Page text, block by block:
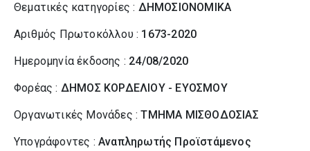
Θεματικές κατηγορίες : ΔΗΜΟΣΙΟΝΟΜΙΚΑ
Αριθμός Πρωτοκόλλου : 1673-2020
Ημερομηνία έκδοσης : 24/08/2020
Φορέας : ΔΗΜΟΣ ΚΟΡΔΕΛΙΟΥ - ΕΥΟΣΜΟΥ
Οργανωτικές Μονάδες :ΤΜΗΜΑ ΜΙΣΘΟΔΟΣΙΑΣ
Υπογράφοντες : Αναπληρωτής Προϊστάμενος